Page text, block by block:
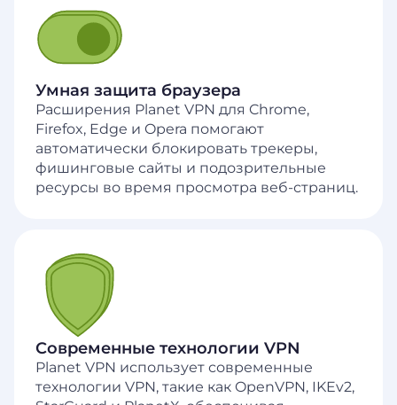
Умная защита браузера
Расширения Planet VPN для Chrome,
Firefox, Edge и Opera помогают
автоматически блокировать трекеры,
фишинговые сайты и подозрительные
ресурсы во время просмотра веб-страниц.
Современные технологии VPN
Planet VPN использует современные
технологии VPN, такие как OpenVPN, IKEv2,